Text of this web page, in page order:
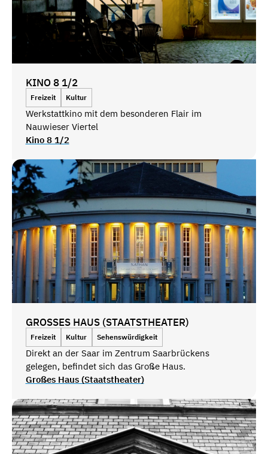
KINO 8 1/2
Freizeit Kultur
Werkstattkino mit dem besonderen Flair im
Nauwieser Viertel
Kino 8 1/2
GROSSES HAUS (STAATSTHEATER)
Freizeit Kultur Sehenswürdigkeit
Direkt an der Saar im Zentrum Saarbrückens
gelegen, befindet sich das Große Haus.
Großes Haus (Staatstheater)